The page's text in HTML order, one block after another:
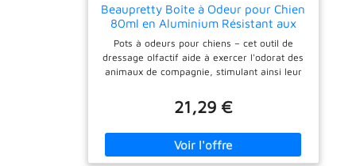
Beaupretty Boîte à Odeur pour Chien
80ml en Aluminium Résistant aux
Morsures, Lot de 10 Pièces pour
Dressage Olfactif et Formation
Canine Professionnelle
Pots à odeurs pour chiens – cet outil de
dressage olfactif aide à exercer l'odorat des
animaux de compagnie, stimulant ainsi leur
Odeurs pour l'entraînement : utilisées pour
développer le flair de l'animal et réduire son
jouets d'entraînement à la chasse pour
chiens Jouets olfactifs pour chiens : avec
21,29 €